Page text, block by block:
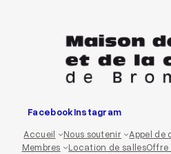
FacebookInstagram
Accueil
Nous soutenir Appel de
Membres
Location de sallesOffre